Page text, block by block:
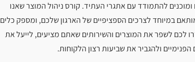
ומוכנים להתמודד עם אתגרי העתיד. קורס ניהול המוצר שאנו
במיוחד לצרכים הספציפיים של הארגון שלכם, ומספק כלים
לכם לשפר את המוצרים והשירותים שאתם מציעים, לייעל את
ולהגביר את שביעות רצון הלקוחות.